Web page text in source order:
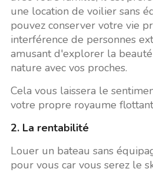
une location de voilier sans
pouvez conserver votre vie
interférence de personnes
amusant d'explorer la
nature avec vos proches.
Cela vous laissera le
votre propre royaume
2. La rentabilité
Louer un bateau sans
pour vous car vous serez le